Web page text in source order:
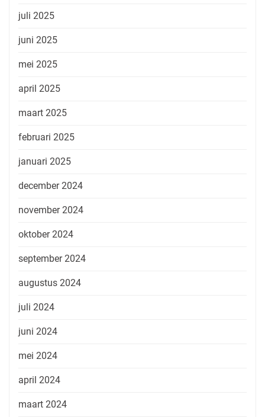
juli 2025
juni 2025
mei 2025
april 2025
maart 2025
februari 2025
januari 2025
december 2024
november 2024
oktober 2024
september 2024
augustus 2024
juli 2024
juni 2024
mei 2024
april 2024
maart 2024